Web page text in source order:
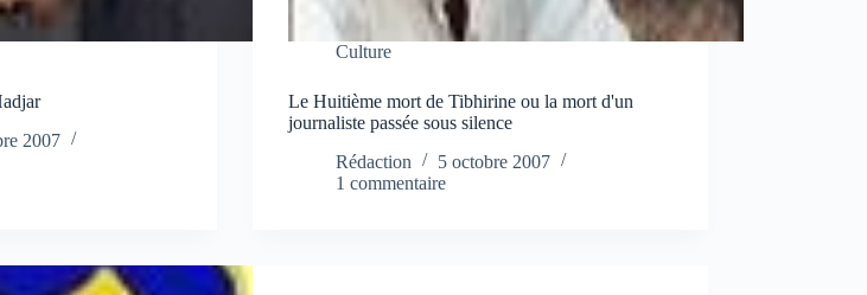
2007
Culture
Le Huitième mort de Tibhirine ou la mort d'un
journaliste passée sous silence
Rédaction
5 octobre 2007
1 commentaire